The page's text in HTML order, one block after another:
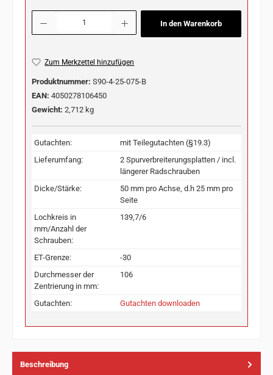
Produkt Anzahl: Gib den gewünschten Wert ein oder benutze die Schaltflächen
In den Warenkorb
Zum Merkzettel hinzufügen
Produktnummer: S90-4-25-075-B
EAN: 4050278106450
Gewicht: 2,712 kg
Gutachten:
mit Teilegutachten (§19.3)
Lieferumfang:
2 Spurverbreiterungsplatten / incl.
längerer Radschrauben
Dicke/Stärke:
50 mm pro Achse, d.h 25 mm pro
Seite
Lochkreis in
mm/Anzahl der
Schrauben:
139,7/6
ET-Grenze:
-30
Durchmesser der
Zentrierung in mm:
106
Gutachten: Gutachten downloaden
Beschreibung